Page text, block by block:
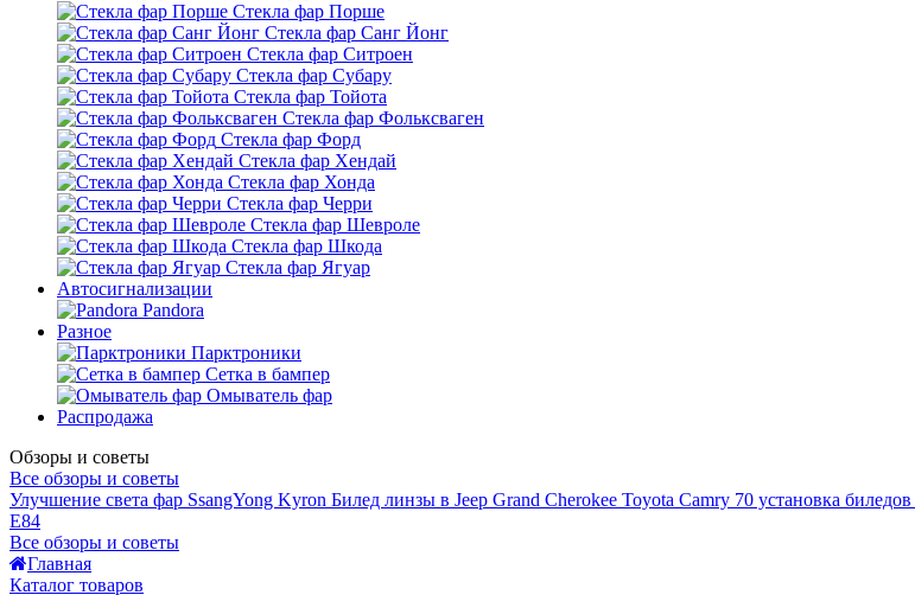
Стекла фар Порше
Стекла фар Санг Йонг
Стекла фар Ситроен
Стекла фар Субару
Стекла фар Тойота
Стекла фар Фольксваген
Стекла фар Форд
Стекла фар Хендай
Стекла фар Хонда
Стекла фар Черри
Стекла фар Шевроле
Стекла фар Шкода
Стекла фар Ягуар
Автосигнализации
Pandora
Разное
Парктроники
Сетка в бампер
Омыватель фар
Распродажа
Обзоры и советы
Все обзоры и советы
Улучшение света фар SsangYong Kyron Билед линзы в Jeep Grand Cherokee Toyota Camry 70 установка биледов
E84
Все обзоры и советы
Главная
Каталог товаров